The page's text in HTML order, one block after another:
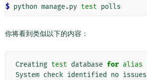
$ python manage.py test
你将看到类似以下的内容：
Creating test database for alias
System check identified no issues